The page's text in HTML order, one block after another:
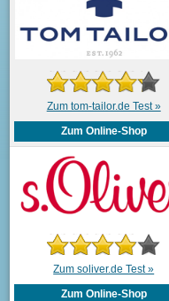
Zum tom-tailor.de Test »
Zum Online-Shop
Zum soliver.de Test »
Zum Online-Shop